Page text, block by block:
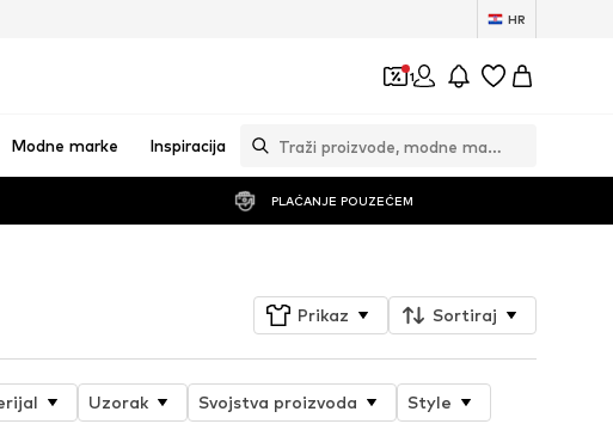
HR
1
Modne marke Inspiracija
PLAĆANJE POUZEĆEM
Prikaz Sortiraj
Uzorak Svojstva proizvoda
Style